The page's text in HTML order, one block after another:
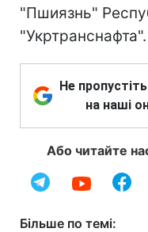
"Пшиязнь"
"Укртранснафта".
Не
на наші
Або читайте
Більше по темі: